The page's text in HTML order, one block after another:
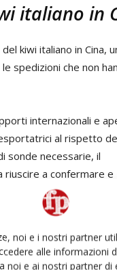
noi e i nostri partner
alle informazioni
noi e ai nostri partner di
italiano in
kiwi italiano in Cina,
le spedizioni che non
internazionali e
al rispetto
sonde necessarie, il
a confermare e